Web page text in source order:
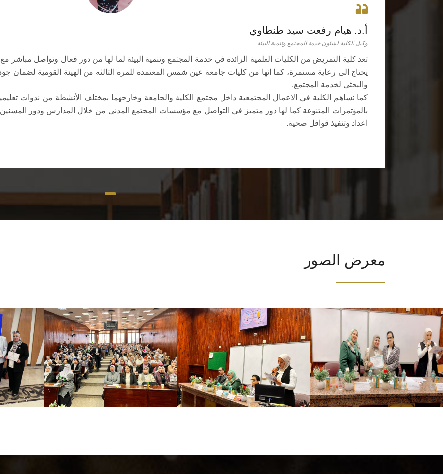
أ.د. هيام رفعت سيد طنطاوي
وكيل الكلية لشئون خدمة المجتمع وتنمية البيئة
تعد كلية التمريض من الكليات العلمية الرائدة في خدمة المجتمع وتنمية البيئة لما لها من دور فعال وتواصل مباشر
يحتاج الى رعاية مستمرة، كما انها من كليات جامعة عين شمس المعتمدة للمرة الثالثه من الهيئة القومية لضمان جودة
والبحثى لخدمة المجتمع.
كما تساهم الكلية في الاعمال المجتمعية داخل مجتمع الكلية والجامعة وخارجهما بمختلف الأنشطة من ندوات
بالمؤتمرات المتنوعة كما لها دور متميز في التواصل مع مؤسسات المجتمع المدنى من خلال المدارس ودور المسنين
اعداد وتنفيذ قوافل صحية.
معرض الصور